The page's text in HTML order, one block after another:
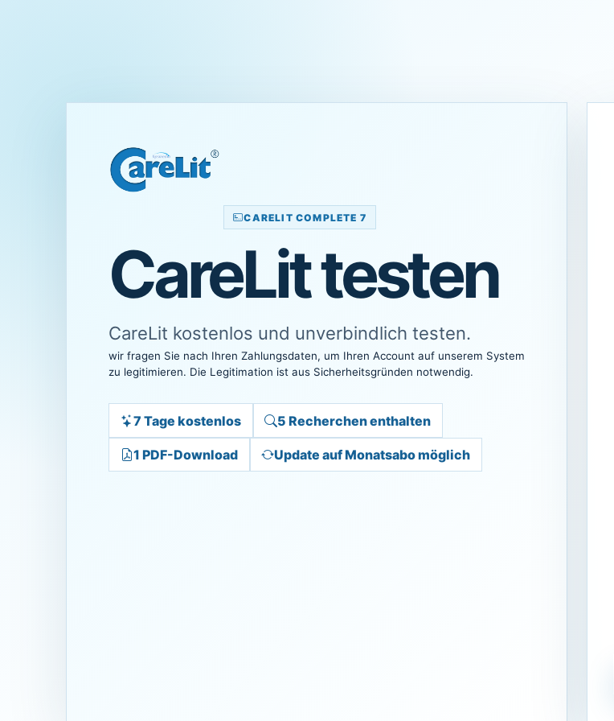
CARELIT COMPLETE 7
CareLit testen
CareLit kostenlos und unverbindlich testen.
wir fragen Sie nach Ihren Zahlungsdaten, um Ihren Account auf unserem System
zu legitimieren. Die Legitimation ist aus Sicherheitsgründen notwendig.
7 Tage kostenlos 5 Recherchen enthalten
1 PDF-Download Update auf Monatsabo möglich